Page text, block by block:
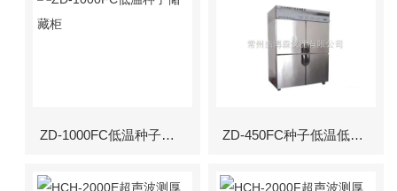
ZD-1000FC低温种子储藏柜 ZD-450FC种子低温低湿储藏柜